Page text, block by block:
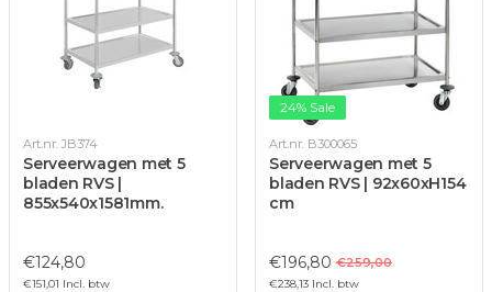
Art.nr. JB374
Serveerwagen met 5
bladen RVS |
855x540x1581mm.
€124,80
€151,01 Incl. btw
24% Sale
Art.nr. B300065
Serveerwagen met 5
bladen RVS | 92x60xH154
cm
€196,80 €259,00
€238,13 Incl. btw